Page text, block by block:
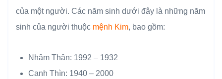
của một người. Các năm sinh dưới đây là những năm
sinh của người thuộc mệnh Kim, bao gồm:
Nhâm Thân: 1992 – 1932
Canh Thìn: 1940 – 2000